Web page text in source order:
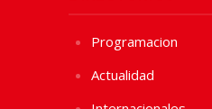
Programacion
Actualidad